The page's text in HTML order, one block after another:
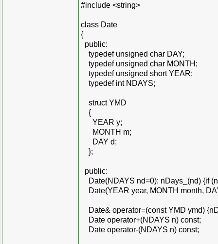
#include <string>
class Date
{
public:
typedef unsigned char DAY;
typedef unsigned char MONTH;
typedef unsigned short YEAR;
typedef int NDAYS;
struct YMD
{
YEAR y;
MONTH m;
DAY d;
};
public:
Date(NDAYS nd=0): nDays_(nd) {if
Date(YEAR year, MONTH month,
Date& operator=(const YMD ymd)
Date operator+(NDAYS n) const;
Date operator-(NDAYS n) const;